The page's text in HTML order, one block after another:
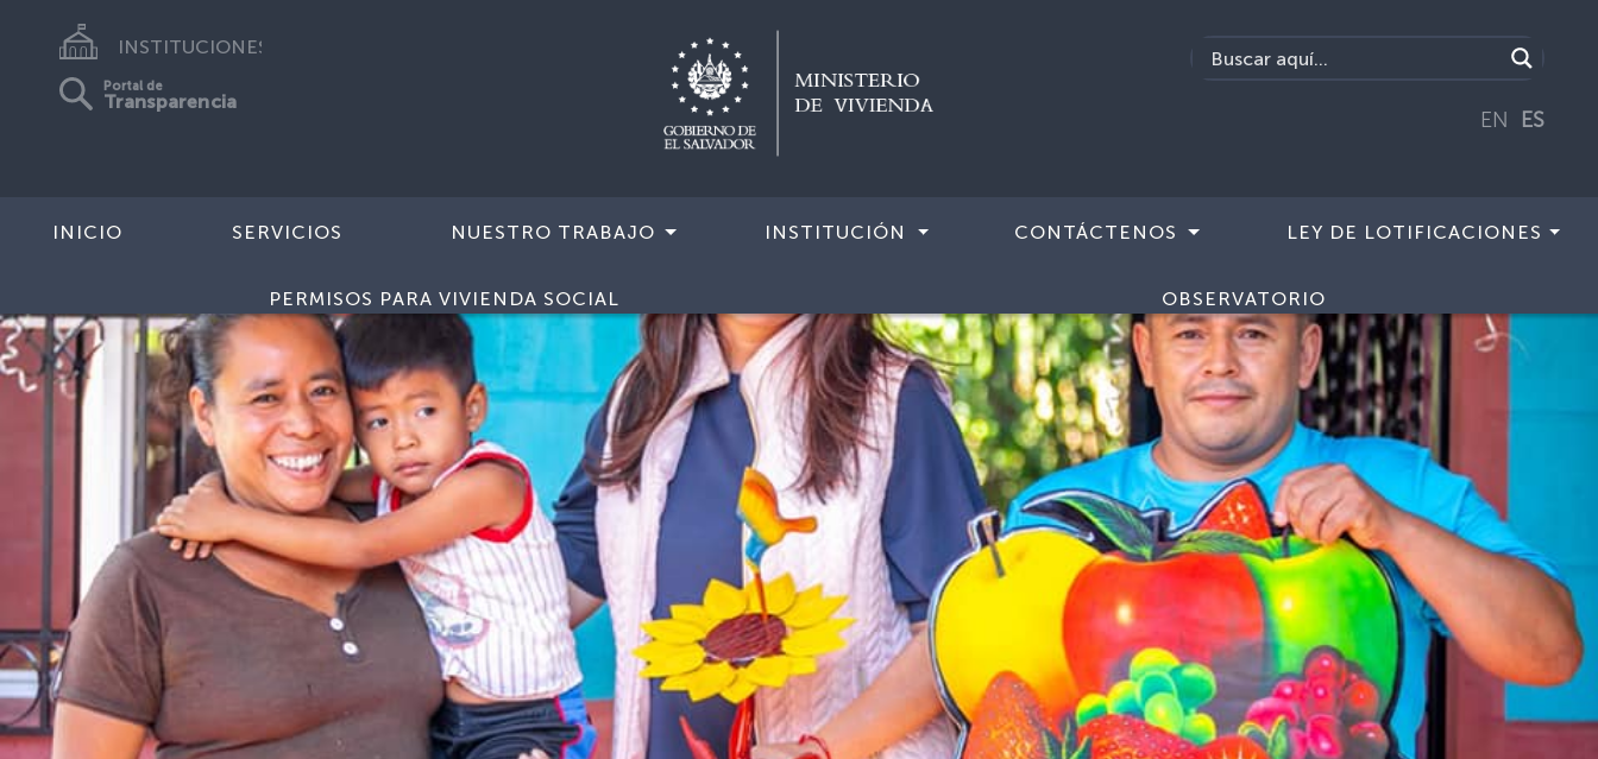
INSTITUCIONES
Portal de
Transparencia
EN ES
INICIO SERVICIOS NUESTRO TRABAJO INSTITUCIÓN CONTÁCTENOS LEY DE LOTIFICACIONES
PERMISOS PARA VIVIENDA SOCIAL OBSERVATORIO